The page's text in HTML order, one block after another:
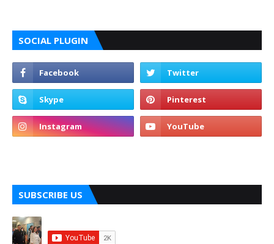
SOCIAL PLUGIN
SUBSCRIBE US